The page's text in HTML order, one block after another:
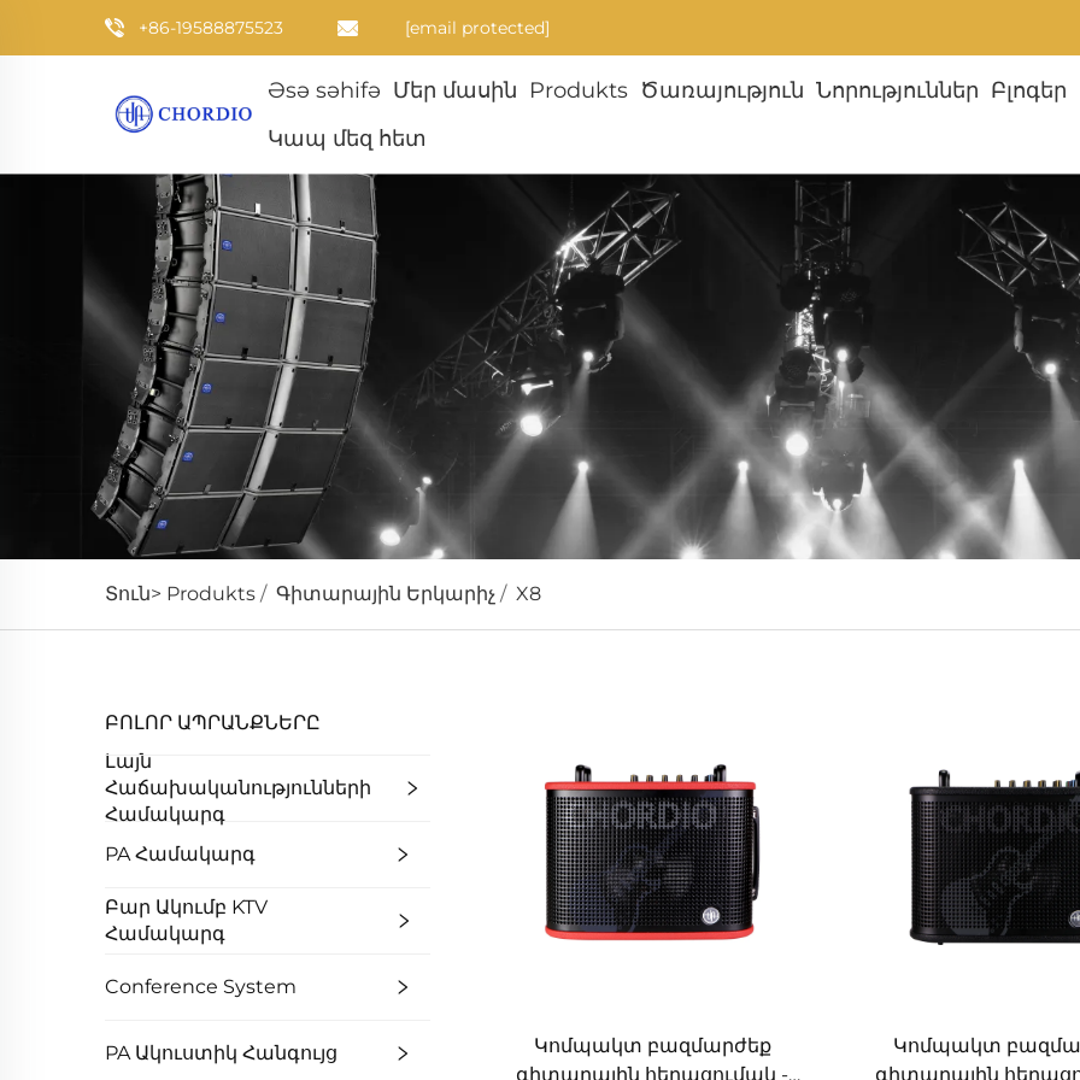
+86-19588875523 [email protected]
Əsə səhifə Մեր մասին Produkts Ծառայություն Նորություններ Բլոգեր
Կապ մեզ հետ
Տուն> Produkts / Գիտարային Երկարիչ / X8
ԲՈԼՈՐ ԱՊՐԱՆՔՆԵՐԸ
Լայն
Հաճախականությունների
Համակարգ
PA Համակարգ
Բար Ակումբ KTV
Համակարգ
Conference System
PA Ակուստիկ Հանգույց
Կոմպակտ բազմարժեք
գիտարային հեղացումակ -
Կոմպակտ
գիտարային